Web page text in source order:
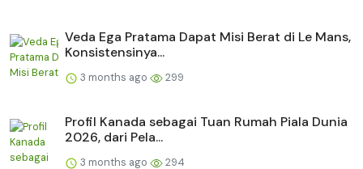
Veda Ega Pratama Dapat Misi Berat di Le Mans,
Konsistensinya...
3 months ago 299
Profil Kanada sebagai Tuan Rumah Piala Dunia
2026, dari Pela...
3 months ago 294